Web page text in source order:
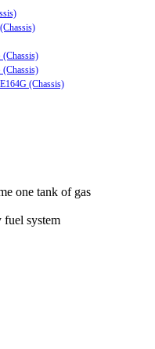
(Chassis)
(Chassis)
(Chassis)
one tank of gas
fuel system